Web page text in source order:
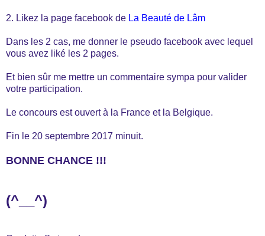
2. Likez la page facebook de La Beauté de Lâm
Dans les 2 cas, me donner le pseudo facebook avec lequel
vous avez liké les 2 pages.
Et bien sûr me mettre un commentaire sympa pour valider
votre participation.
Le concours est ouvert à la France et la Belgique.
Fin le 20 septembre 2017 minuit.
BONNE CHANCE !!!
(^__^)